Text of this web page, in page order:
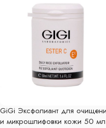
GiGi Эксфолиант для
и микрошлифовки кожи 50 мл